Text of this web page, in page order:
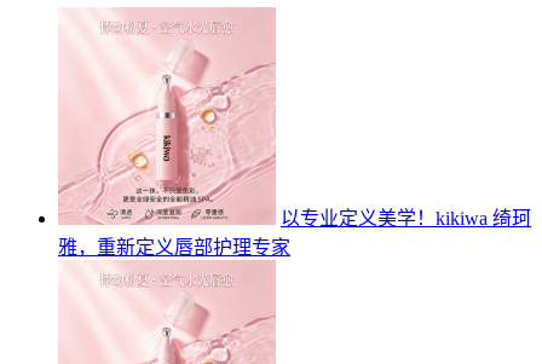
以专业定义美学！kikiwa 绮珂
雅，重新定义唇部护理专家